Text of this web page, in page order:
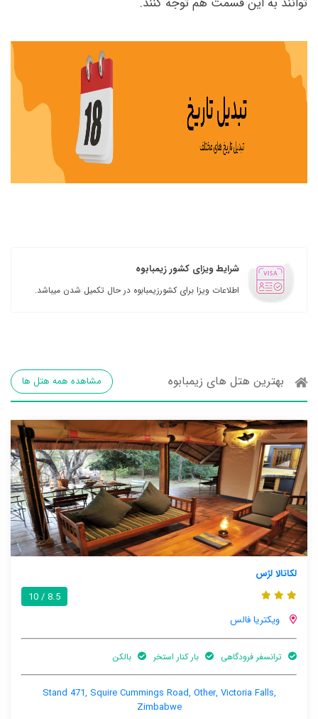
شرایط ویزای کشور زیمبابوه
اطلاعات ویزا برای کشورزیمبابوه در حال تکمیل شدن میباشد.
بهترین هتل های زیمبابوه مشاهده همه هتل ها
لکاتالا لژس
8.5 / 10
ویکتریا فالس
ترانسفر فرودگاهی بار کنار استخر بالکن
Stand 471, Squire Cummings Road, Other, Victoria Falls,
Zimbabwe